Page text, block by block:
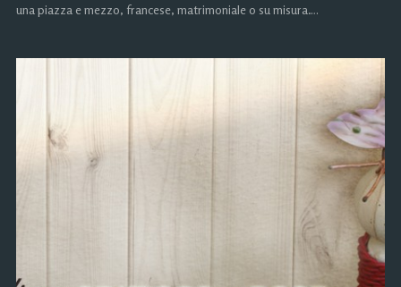
una piazza e mezzo, francese, matrimoniale o su misura….